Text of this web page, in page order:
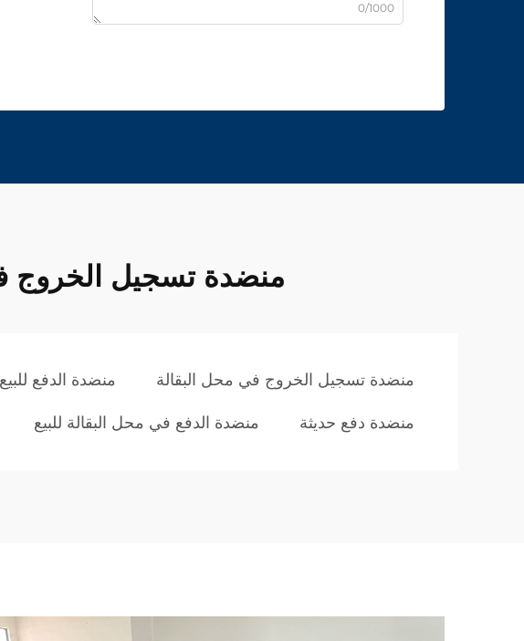
0/1000
منضدة تسجيل الخروج
منضدة تسجيل الخروج في محل البقالة منضدة الدفع للبيع
منضدة دفع حديثة منضدة الدفع في محل البقالة للبيع